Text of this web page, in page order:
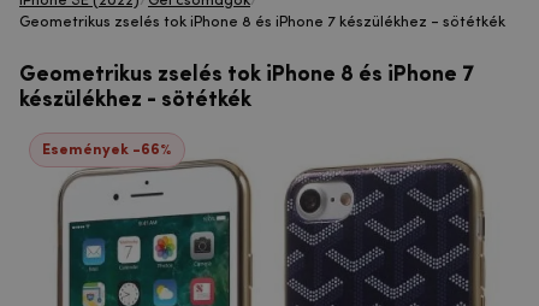
Geometrikus zselés tok iPhone 8 és iPhone 7 készülékhez - sötétkék
Geometrikus zselés tok iPhone 8 és iPhone 7
készülékhez - sötétkék
Események -66%